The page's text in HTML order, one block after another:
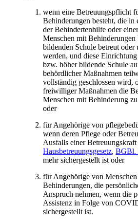
wenn eine Betreuungspflicht
Behinderungen besteht, die
der Behindertenhilfe oder
Menschen mit Behinderungen
bildenden Schule betreut oder
werden, und diese
bzw. höher bildende Schule
behördlicher Maßnahmen
vollständig geschlossen wird,
freiwilliger Maßnahmen die
Menschen mit Behinderung
oder
für Angehörige von
wenn deren Pflege oder
Ausfalls einer Betreuungskraft
Hausbetreuungsgesetz, BGBl.
mehr sichergestellt ist oder
für Angehörige von
Behinderungen, die
Anspruch nehmen, wenn die
Assistenz in Folge von
sichergestellt ist.